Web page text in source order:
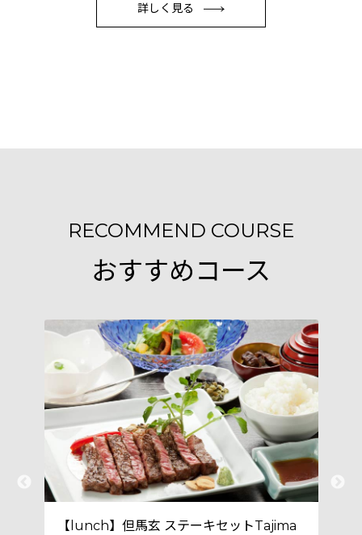
詳しく見る
RECOMMEND COURSE
おすすめコース
【lunch】但馬玄 ステーキセットTajima